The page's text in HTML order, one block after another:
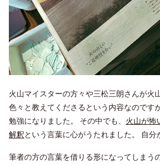
火山マイスターの方々や三松三朗さんが火
色々と教えてくださるという内容なのです
勉強になりました。 その中でも、 火山が怖
解釈 という言葉に心がうたれました。 自分
筆者の方の言葉を借りる形になってしまう